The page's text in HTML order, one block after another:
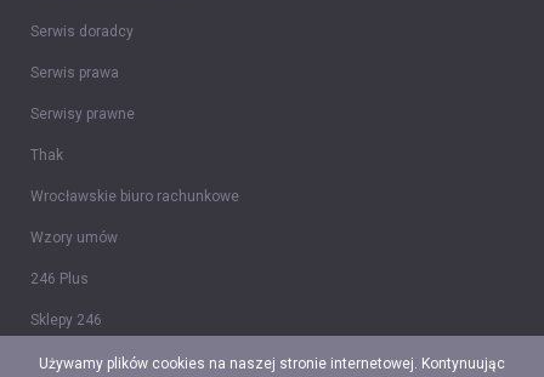
Serwis doradcy
Serwis prawa
Serwisy prawne
Thak
Wrocławskie biuro rachunkowe
Wzory umów
246 Plus
Sklepy 246
Tidy CRM
Używamy plików cookies na naszej stronie internetowej. Kontynuując